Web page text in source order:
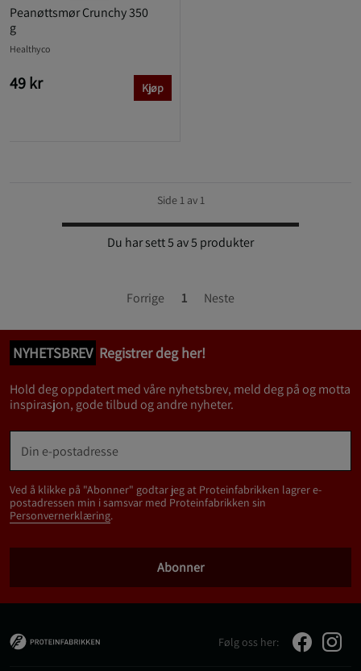
Peanøttsmør Crunchy 350
g
Healthyco
49 kr Kjøp
Side 1 av 1
Du har sett 5 av 5 produkter
Forrige 1 Neste
NYHETSBREV Registrer deg her!
Hold deg oppdatert med våre nyhetsbrev, meld deg på og motta
inspirasjon, gode tilbud og andre nyheter.
Ved å klikke på "Abonner" godtar jeg at Proteinfabrikken lagrer e-
postadressen min i samsvar med Proteinfabrikken sin
Personvernerklæring.
Abonner
Følg oss her: